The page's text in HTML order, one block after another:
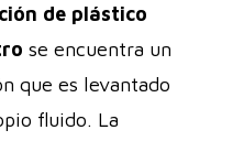
de plástico
se encuentra un
que es levantado
fluido. La